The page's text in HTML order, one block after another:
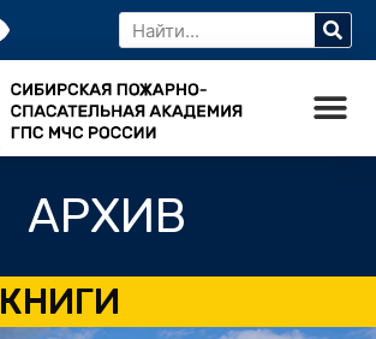
АРХИВ
КНИГИ